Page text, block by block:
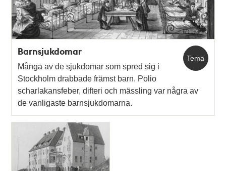
Tema
Barnsjukdomar
Många av de sjukdomar som spred sig i
Stockholm drabbade främst barn. Polio
scharlakansfeber, difteri och mässling var några av
de vanligaste barnsjukdomarna.